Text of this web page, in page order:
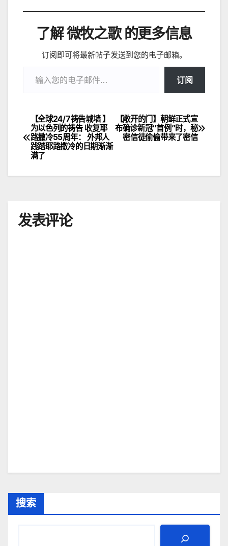
了解 微牧之歌 的更多信息
订阅即可将最新帖子发送到您的电子邮箱。
订阅
文
章
【敞开的门】朝鲜正式宣
布确诊新冠“首例”时，秘
密信徒偷偷带来了密信
【全球24/7祷告城墙 】
为以色列的祷告 收复耶
路撒冷55周年： 外邦人
践踏耶路撒冷的日期渐渐
满了
发表评论
搜索